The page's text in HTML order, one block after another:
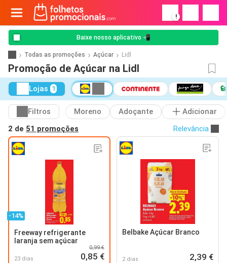
!
Baixe nosso aplicativo 📲
Todas as promoções Açúcar Lidl
Promoção de Açúcar na Lidl
Lojas 1
Filtros Moreno Adoçante
Adicionar
2 de 51 promoções Relevância
-14%
Freeway refrigerante
laranja sem açúcar
23 dias
0,99 €
0,85 €
Belbake Açúcar Branco
2 dias 2,39 €